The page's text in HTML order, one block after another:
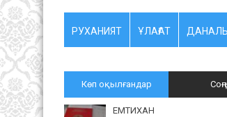
РУХАНИЯТ ҰЛАҒАТ
Көп оқылғандар
ЕМТИХАН